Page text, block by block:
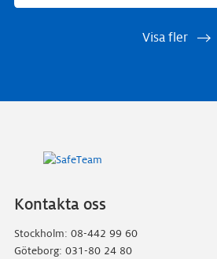
Visa fler
Kontakta oss
Stockholm: 08-442 99 60
Göteborg: 031-80 24 80